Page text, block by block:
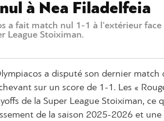
à Nea Filadelfeia
a fait match nul 1-1 à l'extérieur
League Stoiximan.
a disputé son dernier
sur un score de 1-1. Les «
de la Super League Stoiximan, ce
de la saison 2025-2026 et